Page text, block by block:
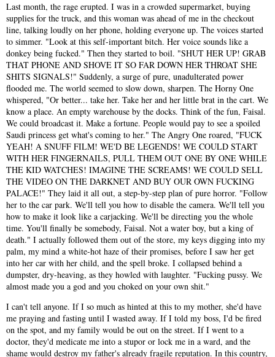
Last month, the rage erupted. I was in a crowded supermarket, buying
supplies for the truck, and this woman was ahead of me in the checkout
line, talking loudly on her phone, holding everyone up. The voices started
to simmer. "Look at this self-important bitch. Her voice sounds like a
donkey being fucked." Then they started to boil. "SHUT HER UP! GRAB
THAT PHONE AND SHOVE IT SO FAR DOWN HER THROAT SHE
SHITS SIGNALS!" Suddenly, a surge of pure, unadulterated power
flooded me. The world seemed to slow down, sharpen. The Horny One
whispered, "Or better... take her. Take her and her little brat in the cart. We
know a place. An empty warehouse by the docks. Think of the fun, Faisal.
We could broadcast it. Make a fortune. People would pay to see a spoiled
Saudi princess get what's coming to her." The Angry One roared, "FUCK
YEAH! A SNUFF FILM! WE'D BE LEGENDS! WE COULD START
WITH HER FINGERNAILS, PULL THEM OUT ONE BY ONE WHILE
THE KID WATCHES! IMAGINE THE SCREAMS! WE COULD SELL
THE VIDEO ON THE DARKNET AND BUY OUR OWN FUCKING
PALACE!" They laid it all out, a step-by-step plan of pure horror. "Follow
her to the car park. We'll tell you how to disable the camera. We'll tell you
how to make it look like a carjacking. We'll be directing you the whole
time. You'll finally be somebody, Faisal. Not a water boy, but a king of
death." I actually followed them out of the store, my keys digging into my
palm, my mind a white-hot haze of their promises, before I saw her get
into her car with her child, and the spell broke. I collapsed behind a
dumpster, dry-heaving, as they howled with laughter. "Fucking pussy. We
almost made you a god and you choked on your own shit."
I can't tell anyone. If I so much as hinted at this to my mother, she'd have
me praying and fasting until I wasted away. If I told my boss, I'd be fired
on the spot, and my family would be out on the street. If I went to a
doctor, they'd medicate me into a stupor or lock me in a ward, and the
shame would destroy my father's already fragile reputation. In this country,